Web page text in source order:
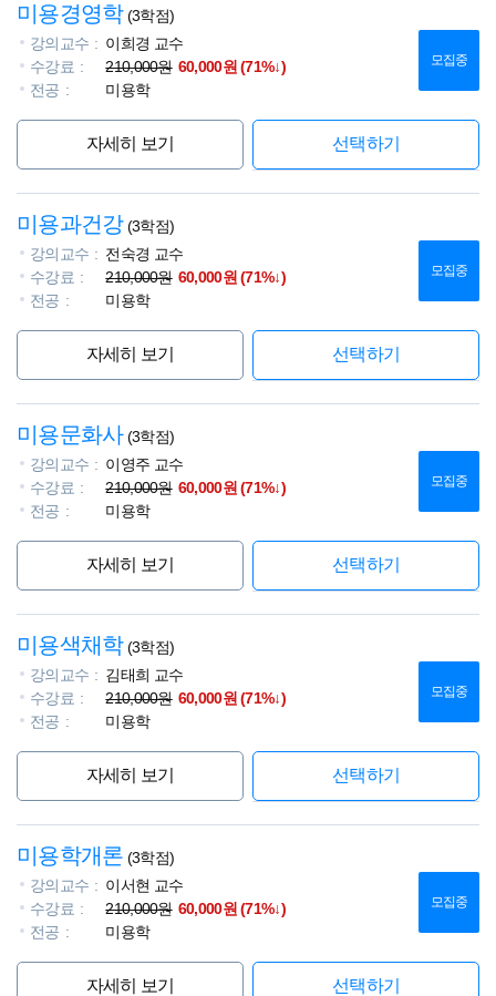
미용경영학(3학점)
강의교수
이희경 교수
수강료
210,000원 60,000원 (71%↓)
전공
미용학
모집중
자세히 보기 선택하기
미용과건강(3학점)
강의교수
전숙경 교수
수강료
210,000원 60,000원 (71%↓)
전공
미용학
모집중
자세히 보기 선택하기
미용문화사(3학점)
강의교수
이영주 교수
수강료
210,000원 60,000원 (71%↓)
전공
미용학
모집중
자세히 보기 선택하기
미용색채학(3학점)
강의교수
김태희 교수
수강료
210,000원 60,000원 (71%↓)
전공
미용학
모집중
자세히 보기 선택하기
미용학개론 (3학점)
강의교수
이서현 교수
수강료
210,000원 60,000원 (71%↓)
전공
미용학
모집중
자세히 보기 선택하기